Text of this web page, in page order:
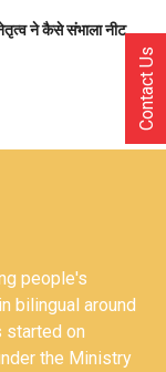
ने कैसे संभाला नीट
people's
bilingual around
started on
the Ministry
Contact Us